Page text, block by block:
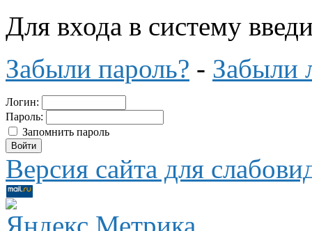
Для входа в систему
Забыли пароль? - Забыли
Логин:
Пароль:
Запомнить пароль
Версия сайта для